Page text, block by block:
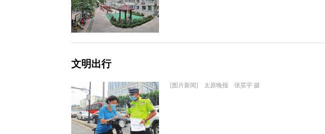
文明出行
[图片新闻] 太原晚报 张昊宇 摄